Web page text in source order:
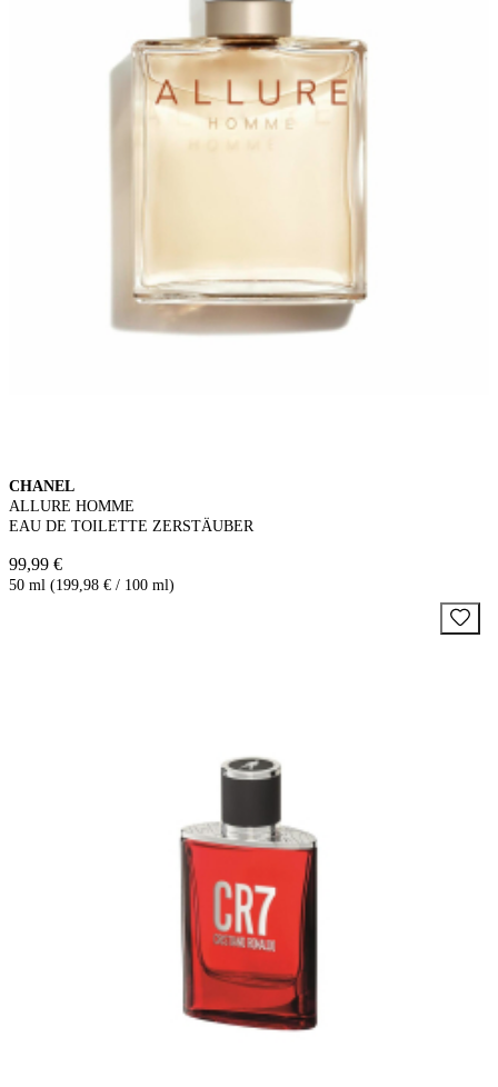
CHANEL
ALLURE HOMME
EAU DE TOILETTE ZERSTÄUBER
99,99 €
50 ml (199,98 € / 100 ml)